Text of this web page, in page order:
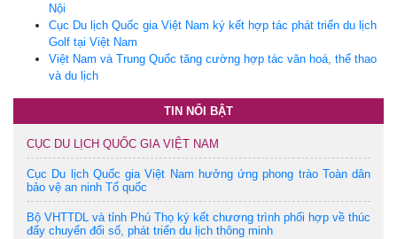
Nội
Cục Du lịch Quốc gia Việt Nam ký kết hợp tác phát triển du lịch
Golf tại Việt Nam
Việt Nam và Trung Quốc tăng cường hợp tác văn hoá, thể thao
và du lịch
TIN NỔI BẬT
CỤC DU LỊCH QUỐC GIA VIỆT NAM
Cục Du lịch Quốc gia Việt Nam hưởng ứng phong trào Toàn dân
bảo vệ an ninh Tổ quốc
Bộ VHTTDL và tỉnh Phú Thọ ký kết chương trình phối hợp về thúc
đẩy chuyển đổi số, phát triển du lịch thông minh